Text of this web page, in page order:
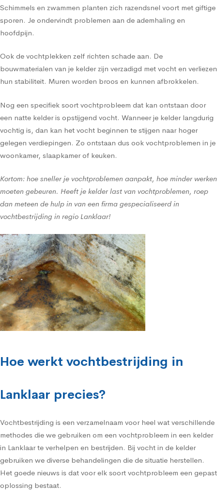
Schimmels en zwammen planten zich razendsnel voort met giftige
sporen. Je ondervindt problemen aan de ademhaling en
hoofdpijn.
Ook de vochtplekken zelf richten schade aan. De
bouwmaterialen van je kelder zijn verzadigd met vocht en verliezen
hun stabiliteit. Muren worden broos en kunnen afbrokkelen.
Nog een specifiek soort vochtprobleem dat kan ontstaan door
een natte kelder is opstijgend vocht. Wanneer je kelder langdurig
vochtig is, dan kan het vocht beginnen te stijgen naar hoger
gelegen verdiepingen. Zo ontstaan dus ook vochtproblemen in je
woonkamer, slaapkamer of keuken.
Kortom: hoe sneller je vochtproblemen aanpakt, hoe minder werken
moeten gebeuren. Heeft je kelder last van vochtproblemen, roep
dan meteen de hulp in van een firma gespecialiseerd in
vochtbestrijding in regio Lanklaar!
Hoe werkt vochtbestrijding in
Lanklaar precies?
Vochtbestrijding is een verzamelnaam voor heel wat verschillende
methodes die we gebruiken om een vochtprobleem in een kelder
in Lanklaar te verhelpen en bestrijden. Bij vocht in de kelder
gebruiken we diverse behandelingen die de situatie herstellen.
Het goede nieuws is dat voor elk soort vochtprobleem een gepast
oplossing bestaat.